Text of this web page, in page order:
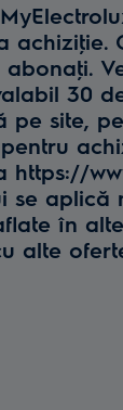
achiziţie.
30
pe site,
https://
se aplică
în
alte